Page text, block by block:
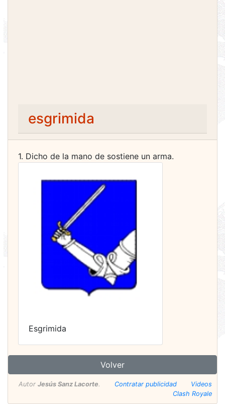
esgrimida
1. Dicho de la mano de sostiene un arma.
Esgrimida
Volver
Autor Jesús Sanz Lacorte. Contratar publicidad
Videos
Clash Royale